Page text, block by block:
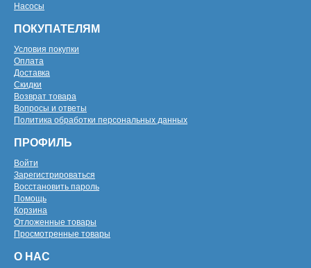
Насосы
ПОКУПАТЕЛЯМ
Условия покупки
Оплата
Доставка
Скидки
Возврат товара
Вопросы и ответы
Политика обработки персональных данных
ПРОФИЛЬ
Войти
Зарегистрироваться
Восстановить пароль
Помощь
Корзина
Отложенные товары
Просмотренные товары
О НАС